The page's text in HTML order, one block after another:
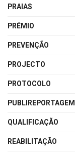
PRAIAS
PRÉMIO
PREVENÇÃO
PROJECTO
PROTOCOLO
PUBLIREPORTAGEM
QUALIFICAÇÃO
REABILITAÇÃO